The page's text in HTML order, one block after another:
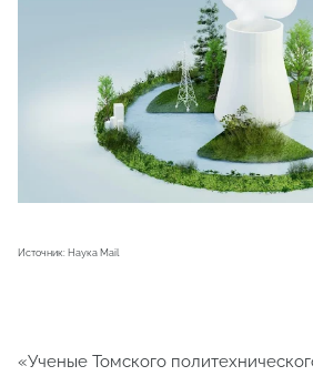
Источник: Наука Mail
«Ученые Томского